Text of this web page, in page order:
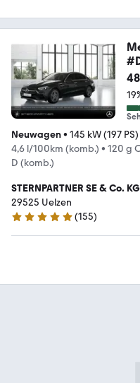
Neuwagen• 145 kW (197 PS)
4,6 l/100km (komb.) • 120 g
D (komb.)
STERNPARTNER SE & Co. KG
29525 Uelzen
4.9 Sterne
(155)